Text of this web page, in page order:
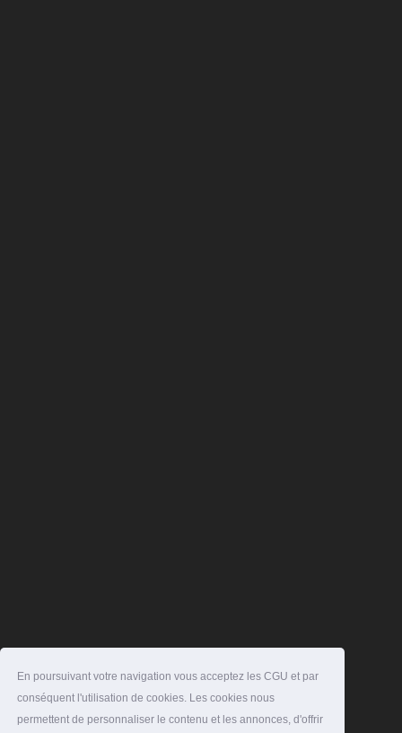
En poursuivant votre navigation vous acceptez les CGU et par
conséquent l'utilisation de cookies. Les cookies nous
permettent de personnaliser le contenu et les annonces, d'offrir